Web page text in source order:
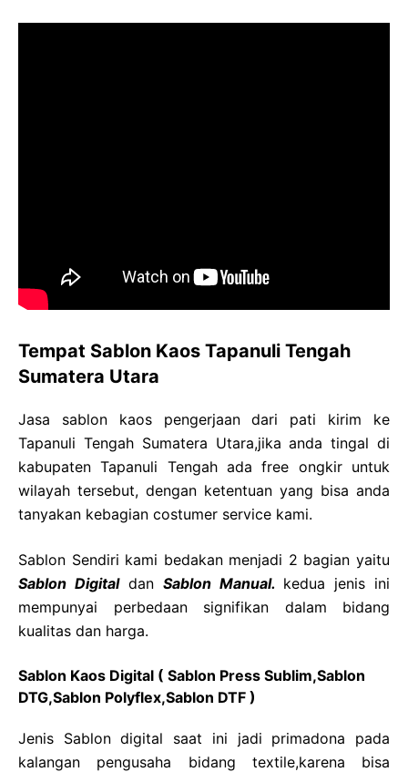
Tempat Sablon Kaos Tapanuli Tengah
Sumatera Utara
Jasa sablon kaos pengerjaan dari pati kirim ke
Tapanuli Tengah Sumatera Utara,jika anda tingal di
kabupaten Tapanuli Tengah ada free ongkir untuk
wilayah tersebut, dengan ketentuan yang bisa anda
tanyakan kebagian costumer service kami.
Sablon Sendiri kami bedakan menjadi 2 bagian yaitu
Sablon Digitaldan Sablon Manual. kedua jenis ini
mempunyai perbedaan signifikan dalam bidang
kualitas dan harga.
Sablon Kaos Digital ( Sablon Press Sublim,Sablon
DTG,Sablon Polyflex,Sablon DTF )
Jenis Sablon digital saat ini jadi primadona pada
kalangan pengusaha bidang textile,karena bisa